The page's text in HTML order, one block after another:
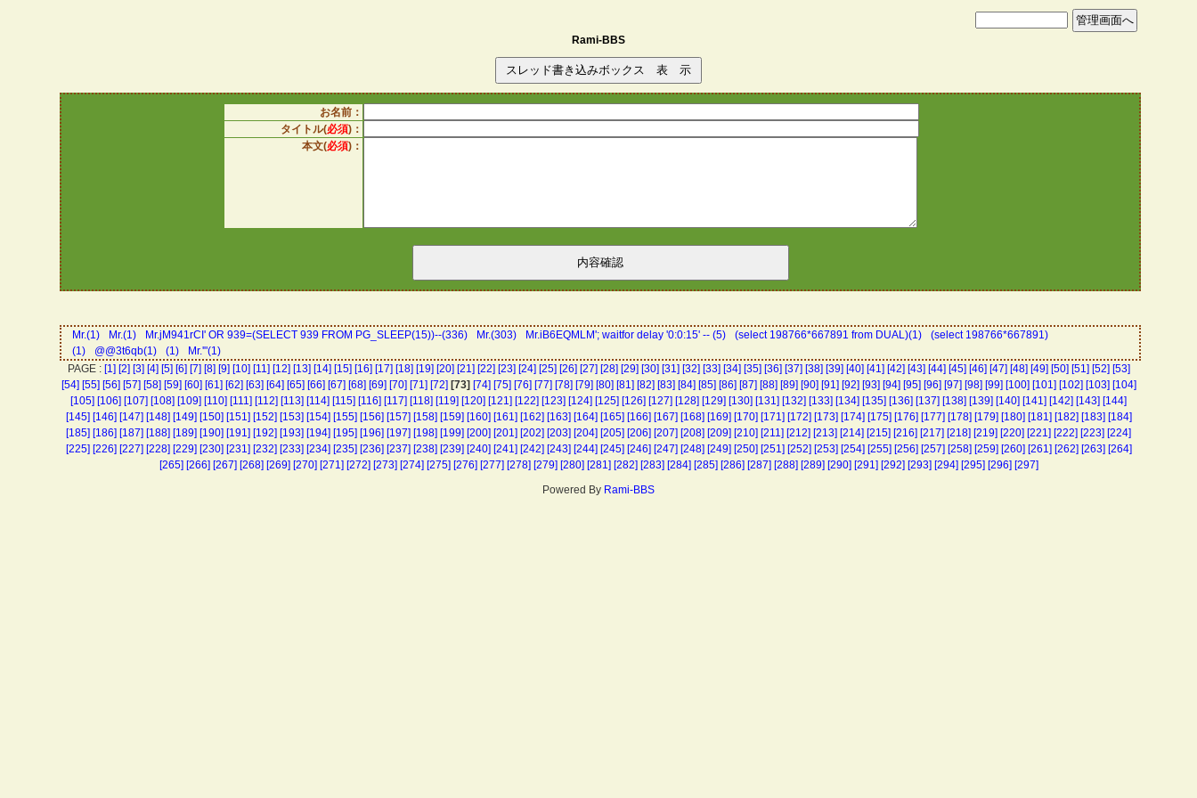
Rami-BBS
お名前：
タイトル(必須)：
本文(必須)：
Mr.(1) Mr.(1) Mr.jM941rCI' OR 939=(SELECT 939 FROM PG_SLEEP(15))--(336) Mr.(303) Mr.iB6EQMLM'; waitfor delay '0:0:15' -- (5) (select 198766*667891 from DUAL)(1)
(select 198766*667891)
(1)
@@3t6qb(1) (1)
Mr.'"(1)
PAGE : [1] [2] [3] [4] [5] [6] [7] [8] [9] [10] [11] [12] [13] [14] [15] [16] [17] [18] [19] [20] [21] [22] [23] [24] [25] [26] [27] [28] [29] [30] [31] [32] [33] [34] [35] [36] [37] [38] [39] [40] [41] [42] [43] [44] [45] [46] [47] [48] [49] [50] [51] [52] [53]
[54] [55] [56] [57] [58] [59] [60] [61] [62] [63] [64] [65] [66] [67] [68] [69] [70] [71] [72] [73] [74] [75] [76] [77] [78] [79] [80] [81] [82] [83] [84] [85] [86] [87] [88] [89] [90] [91] [92] [93] [94] [95] [96] [97] [98] [99] [100] [101] [102] [103] [104]
[105] [106] [107] [108] [109] [110] [111] [112] [113] [114] [115] [116] [117] [118] [119] [120] [121] [122] [123] [124] [125] [126] [127] [128] [129] [130] [131] [132] [133] [134] [135] [136] [137] [138] [139] [140] [141] [142] [143] [144]
[145] [146] [147] [148] [149] [150] [151] [152] [153] [154] [155] [156] [157] [158] [159] [160] [161] [162] [163] [164] [165] [166] [167] [168] [169] [170] [171] [172] [173] [174] [175] [176] [177] [178] [179] [180] [181] [182] [183] [184]
[185] [186] [187] [188] [189] [190] [191] [192] [193] [194] [195] [196] [197] [198] [199] [200] [201] [202] [203] [204] [205] [206] [207] [208] [209] [210] [211] [212] [213] [214] [215] [216] [217] [218] [219] [220] [221] [222] [223] [224]
[225] [226] [227] [228] [229] [230] [231] [232] [233] [234] [235] [236] [237] [238] [239] [240] [241] [242] [243] [244] [245] [246] [247] [248] [249] [250] [251] [252] [253] [254] [255] [256] [257] [258] [259] [260] [261] [262] [263] [264]
[265] [266] [267] [268] [269] [270] [271] [272] [273] [274] [275] [276] [277] [278] [279] [280] [281] [282] [283] [284] [285] [286] [287] [288] [289] [290] [291] [292] [293] [294] [295] [296] [297]
Powered By Rami-BBS